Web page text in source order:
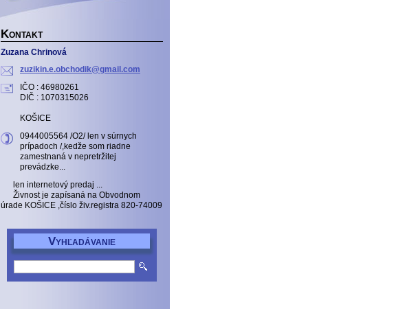
KONTAKT
Zuzana Chrinová
zuzikin.e.obchod ik@gmail .com
IČO : 46980261
DIČ : 1070315026
KOŠICE
0944005564 /O2/ len v súrnych
prípadoch /,kedže som riadne
zamestnaná v nepretržitej
prevádzke...
len internetový predaj ...
Živnost je zapísaná na Obvodnom
úrade KOŠICE ,číslo živ.registra 820-74009
VYHĽADÁVANIE